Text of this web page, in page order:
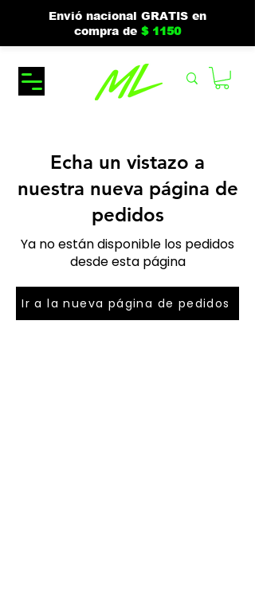
Envió nacional GRATIS en
compra de $ 1150
Echa un vistazo a
nuestra nueva página de
pedidos
Ya no están disponible los pedidos
desde esta página
Ir a la nueva página de pedidos